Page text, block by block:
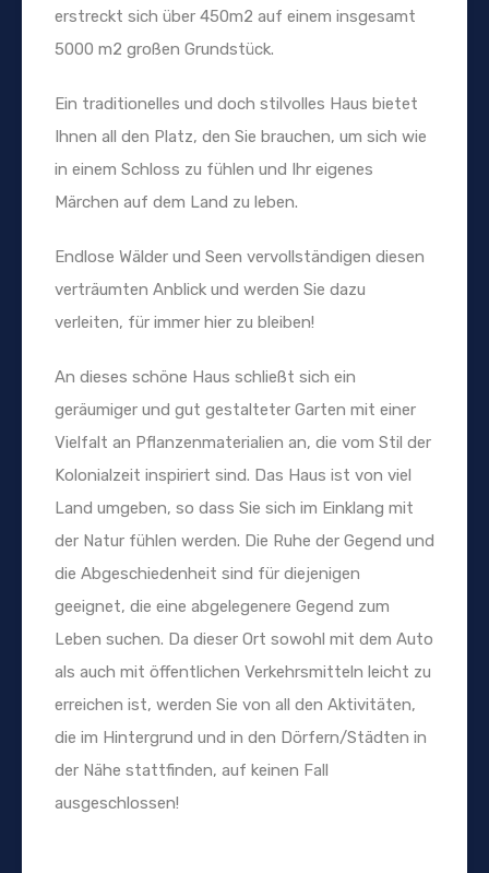
erstreckt sich über 450m2 auf einem insgesamt
5000 m2 großen Grundstück.
Ein traditionelles und doch stilvolles Haus bietet
Ihnen all den Platz, den Sie brauchen, um sich wie
in einem Schloss zu fühlen und Ihr eigenes
Märchen auf dem Land zu leben.
Endlose Wälder und Seen vervollständigen diesen
verträumten Anblick und werden Sie dazu
verleiten, für immer hier zu bleiben!
An dieses schöne Haus schließt sich ein
geräumiger und gut gestalteter Garten mit einer
Vielfalt an Pflanzenmaterialien an, die vom Stil der
Kolonialzeit inspiriert sind. Das Haus ist von viel
Land umgeben, so dass Sie sich im Einklang mit
der Natur fühlen werden. Die Ruhe der Gegend und
die Abgeschiedenheit sind für diejenigen
geeignet, die eine abgelegenere Gegend zum
Leben suchen. Da dieser Ort sowohl mit dem Auto
als auch mit öffentlichen Verkehrsmitteln leicht zu
erreichen ist, werden Sie von all den Aktivitäten,
die im Hintergrund und in den Dörfern/Städten in
der Nähe stattfinden, auf keinen Fall
ausgeschlossen!